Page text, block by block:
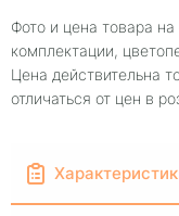
Фото и цена товара
комплектации,
Цена действительна
отличаться от цен в